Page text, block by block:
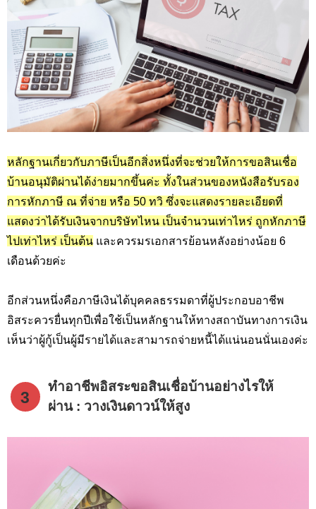
หลักฐานเกี่ยวกับภาษีเป็นอีกสิ่งหนึ่งที่จะช่วยให้การขอสินเชื่อ
บ้านอนุมัติผ่านได้ง่ายมากขึ้นค่ะ ทั้งในส่วนของหนังสือรับรอง
การหักภาษี ณ ที่จ่าย หรือ 50 ทวิ ซึ่งจะแสดงรายละเอียดที่
แสดงว่าได้รับเงินจากบริษัทไหน เป็นจำนวนเท่าไหร่ ถูกหักภาษี
ไปเท่าไหร่ เป็นต้น และควรมรเอกสารย้อนหลังอย่างน้อย 6
เดือนด้วยค่ะ
อีกส่วนหนึ่งคือภาษีเงินได้บุคคลธรรมดาที่ผู้ประกอบอาชีพ
อิสระควรยื่นทุกปีเพื่อใช้เป็นหลักฐานให้ทางสถาบันทางการเงิน
เห็นว่าผู้กู้เป็นผู้มีรายได้และสามารถจ่ายหนี้ได้แน่นอนนั่นเองค่ะ
3
ทำอาชีพอิสระขอสินเชื่อบ้านอย่างไรให้
ผ่าน : วางเงินดาวน์ให้สูง